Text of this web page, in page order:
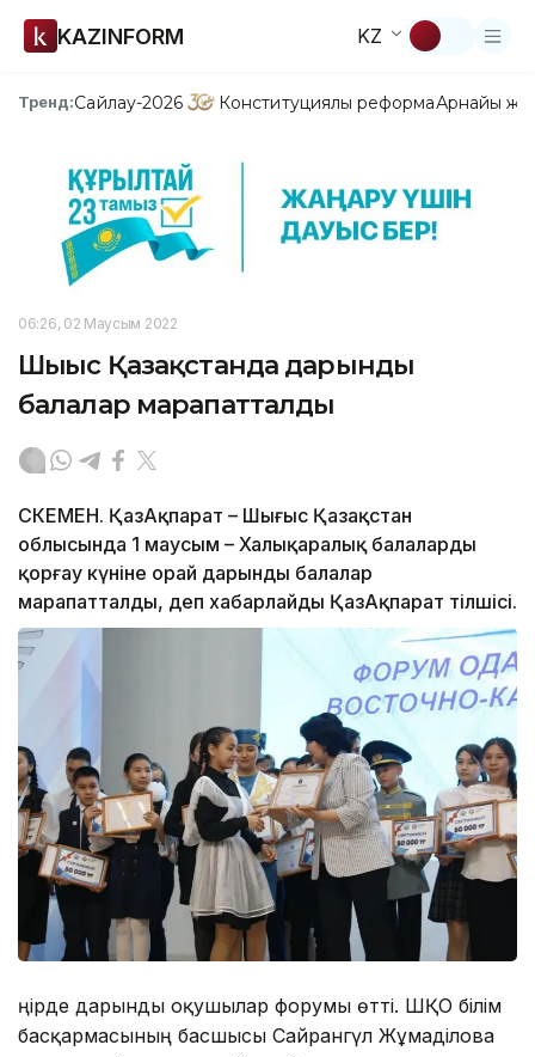
KAZINFORM KZ
Тренд:Сайлау-2026 Конституциялық реформаАрнайы
06:26, 02 Маусым 2022
Шығыс Қазақстанда дарынды
балалар марапатталды
ӨСКЕМЕН. ҚазАқпарат – Шығыс Қазақстан
облысында 1 маусым – Халықаралық балаларды
қорғау күніне орай дарынды балалар
марапатталды, деп хабарлайды ҚазАқпарат тілшісі.
Өңірде дарынды оқушылар форумы өтті. ШҚО білім
басқармасының басшысы Сайрангүл Жұмаділова